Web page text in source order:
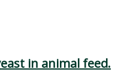
in animal feed.